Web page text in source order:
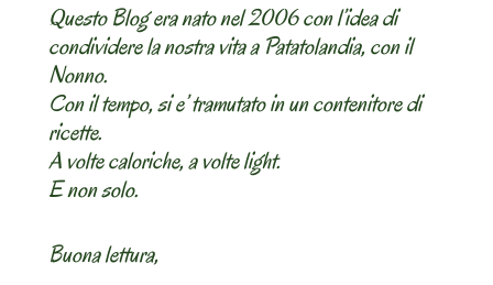
Questo Blog era nato nel 2006 con l’idea di
condividere la nostra vita a Patatolandia, con il
Nonno.
Con il tempo, si e’ tramutato in un contenitore di
ricette.
A volte caloriche, a volte light.
E non solo.
Buona lettura,